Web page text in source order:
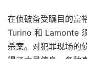
在侦破备受瞩目的富
Turino 和 Lamonte
杀案。对犯罪现场的